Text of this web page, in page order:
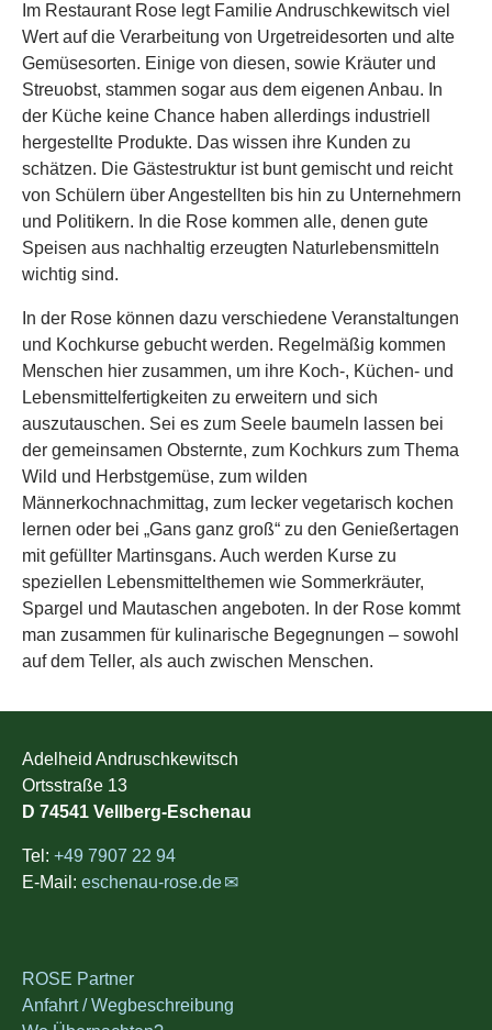
Im Restaurant Rose legt Familie Andruschkewitsch viel
Wert auf die Verarbeitung von Urgetreidesorten und alte
Gemüsesorten. Einige von diesen, sowie Kräuter und
Streuobst, stammen sogar aus dem eigenen Anbau. In
der Küche keine Chance haben allerdings industriell
hergestellte Produkte. Das wissen ihre Kunden zu
schätzen. Die Gästestruktur ist bunt gemischt und reicht
von Schülern über Angestellten bis hin zu Unternehmern
und Politikern. In die Rose kommen alle, denen gute
Speisen aus nachhaltig erzeugten Naturlebensmitteln
wichtig sind.
In der Rose können dazu verschiedene Veranstaltungen
und Kochkurse gebucht werden. Regelmäßig kommen
Menschen hier zusammen, um ihre Koch-, Küchen- und
Lebensmittelfertigkeiten zu erweitern und sich
auszutauschen. Sei es zum Seele baumeln lassen bei
der gemeinsamen Obsternte, zum Kochkurs zum Thema
Wild und Herbstgemüse, zum wilden
Männerkochnachmittag, zum lecker vegetarisch kochen
lernen oder bei „Gans ganz groß“ zu den Genießertagen
mit gefüllter Martinsgans. Auch werden Kurse zu
speziellen Lebensmittelthemen wie Sommerkräuter,
Spargel und Mautaschen angeboten. In der Rose kommt
man zusammen für kulinarische Begegnungen – sowohl
auf dem Teller, als auch zwischen Menschen.
Adelheid Andruschkewitsch
Ortsstraße 13
D 74541 Vellberg-Eschenau
Tel: +49 7907 22 94
E-Mail: eschenau-rose.de
ROSE Partner
Anfahrt / Wegbeschreibung